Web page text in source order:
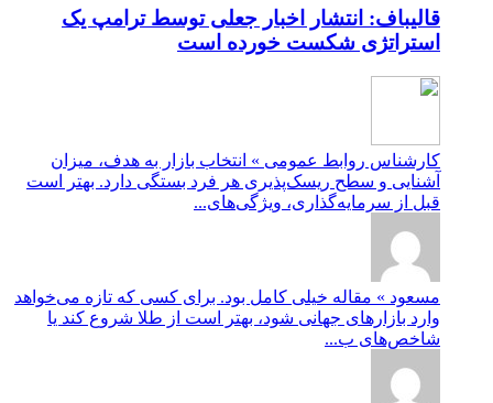
قالیباف: انتشار اخبار جعلی توسط ترامپ یک
استراتژی شکست خورده است
کارشناس روابط عمومی » انتخاب بازار به هدف، میزان
آشنایی و سطح ریسک‌پذیری هر فرد بستگی دارد. بهتر است
قبل از سرمایه‌گذاری، ویژگی‌های...
مسعود » مقاله خیلی کامل بود. برای کسی که تازه می‌خواهد
وارد بازارهای جهانی شود، بهتر است از طلا شروع کند یا
شاخص‌های ب...